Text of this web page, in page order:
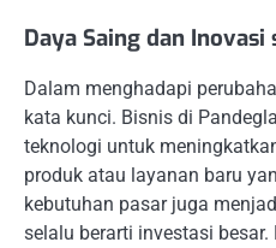
Daya Saing dan Inovasi
Dalam menghadapi
kata kunci. Bisnis di
teknologi untuk
produk atau layanan baru
kebutuhan pasar juga
selalu berarti investasi